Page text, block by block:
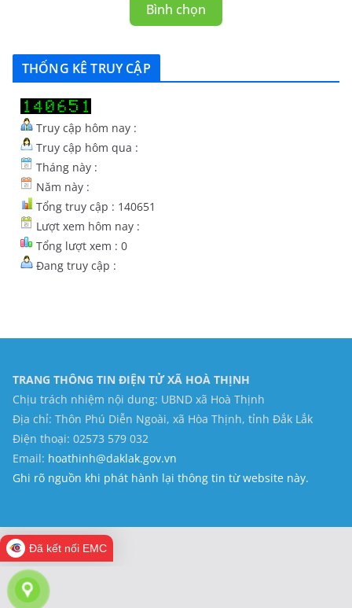
Bình chọn
THỐNG KÊ TRUY CẬP
Truy cập hôm nay :
Truy cập hôm qua :
Tháng này :
Năm này :
Tổng truy cập : 140651
Lượt xem hôm nay :
Tổng lượt xem : 0
Đang truy cập :
TRANG THÔNG TIN ĐIỆN TỬ XÃ HOÀ THỊNH
Chịu trách nhiệm nội dung: UBND xã Hoà Thịnh
Địa chỉ: Thôn Phú Diễn Ngoài, xã Hòa Thịnh, tỉnh Đắk Lắk
Điện thoại: 02573 579 032
Email: hoathinh@daklak.gov.vn
Ghi rõ nguồn khi phát hành lại thông tin từ website này.
Đã kết nối EMC